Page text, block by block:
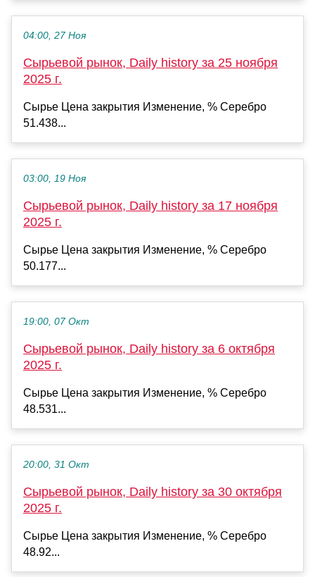
04:00, 27 Ноя
Сырьевой рынок, Daily history за 25 ноября
2025 г.
Сырье Цена закрытия Изменение, % Серебро
51.438...
03:00, 19 Ноя
Сырьевой рынок, Daily history за 17 ноября
2025 г.
Сырье Цена закрытия Изменение, % Серебро
50.177...
19:00, 07 Окт
Сырьевой рынок, Daily history за 6 октября
2025 г.
Сырье Цена закрытия Изменение, % Серебро
48.531...
20:00, 31 Окт
Сырьевой рынок, Daily history за 30 октября
2025 г.
Сырье Цена закрытия Изменение, % Серебро
48.92...